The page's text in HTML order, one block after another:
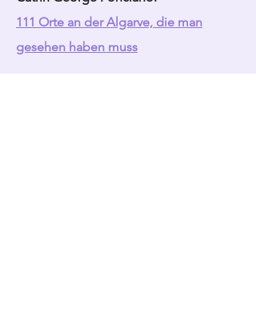
111 Orte an der Algarve, die man
gesehen haben muss